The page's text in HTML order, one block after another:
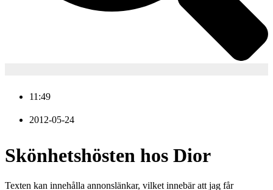
11:49
2012-05-24
Skönhetshösten hos Dior
Texten kan innehålla annonslänkar, vilket innebär att jag får